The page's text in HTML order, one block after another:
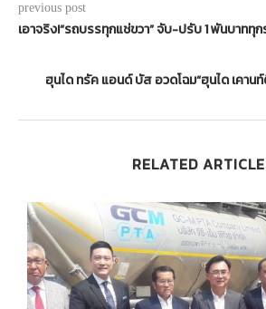
previous post
เอาจริง!“รถบรรทุกแช่ขวา” จับ-ปรับ 1 พันบาททุก
ฮุนได ทรัค แอนด์ บัส อวดโฉม“ฮุนได เคาน
RELATED